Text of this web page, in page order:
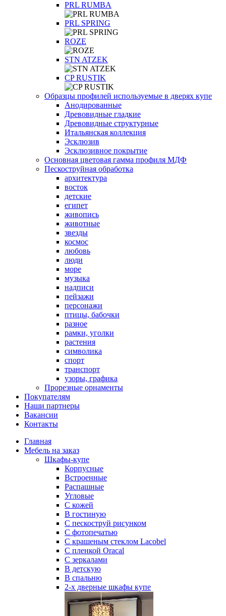
PRL RUMBA
PRL SPRING
ROZE
STN ATZEK
СP RUSTIK
Образцы профилей используемые в дверях купе
Анодированные
Древовидные гладкие
Древовидные структурные
Итальянская коллекция
Эсклюзив
Эсклюзивное покрытие
Основная цветовая гамма профиля МДФ
Пескоструйная обработка
архитектура
восток
детские
египет
живопись
животные
звезды
космос
любовь
люди
море
музыка
надписи
пейзажи
персонажи
птицы, бабочки
разное
рамки, уголки
растения
символика
спорт
транспорт
узоры, графика
Прорезные орнаменты
Покупателям
Наши партнеры
Вакансии
Контакты
Главная
Мебель на заказ
Шкафы-купе
Корпусные
Встроенные
Распашные
Угловые
С кожей
В гостиную
С пескоструй рисунком
С фотопечатью
С крашеным стеклом Lacobel
С пленкой Oracal
С зеркалами
В детскую
В спальню
2-х дверные шкафы купе